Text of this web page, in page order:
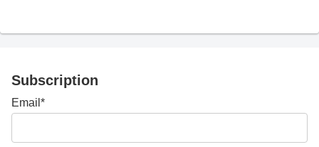
Subscription
Email*